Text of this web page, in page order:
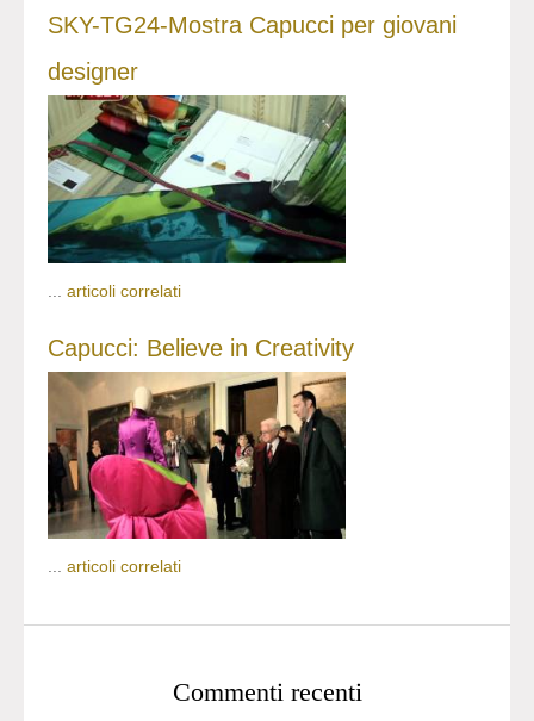
SKY-TG24-Mostra Capucci per giovani
designer
articoli correlati
Capucci: Believe in Creativity
... articoli correlati
Commenti recenti